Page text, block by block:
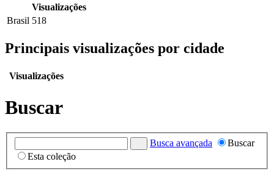
Visualizações
Brasil 518
Principais visualizações por cidade
Visualizações
Buscar
Busca avançada
Buscar
Esta coleção